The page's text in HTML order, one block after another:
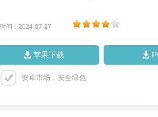
时间：2024-07-27
苹果下载
安卓市场，安全绿色